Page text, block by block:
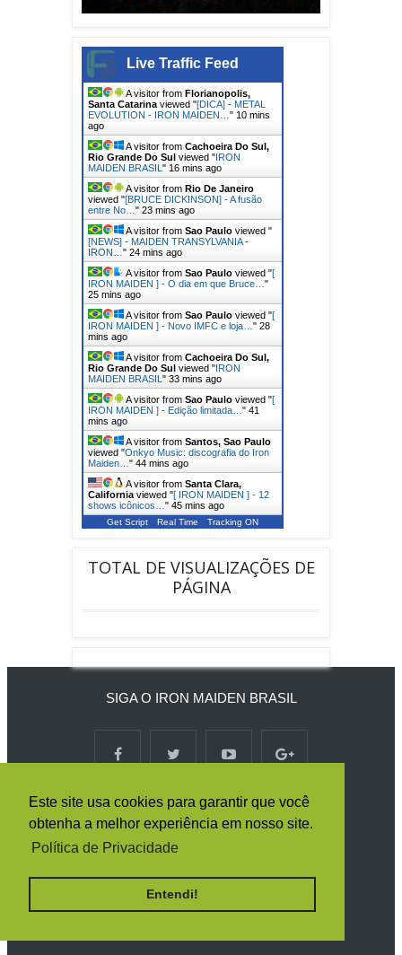
Este site usa cookies para garantir que você
obtenha a melhor experiência em nosso site.
Política de Privacidade
Entendi!
Live Traffic Feed
A visitor from Florianopolis,
Santa Catarina viewed "[DICA] - METAL
EVOLUTION - IRON MAIDEN… " 10 mins
ago
A visitor from Cachoeira Do Sul,
Rio Grande Do Sul viewed "IRON
MAIDEN BRASIL " 16 mins ago
A visitor from Rio De Janeiro
viewed "[BRUCE DICKINSON] - A fusão
entre No… " 23 mins ago
A visitor from Sao Paulo viewed "
[NEWS] - MAIDEN TRANSYLVANIA -
IRON… " 24 mins ago
A visitor from Sao Paulo viewed "[
IRON MAIDEN ] - O dia em que Bruce… "
25 mins ago
A visitor from Sao Paulo viewed "[
IRON MAIDEN ] - Novo IMFC e loja… " 28
mins ago
A visitor from Cachoeira Do Sul,
Rio Grande Do Sul viewed "IRON
MAIDEN BRASIL " 33 mins ago
A visitor from Sao Paulo viewed "[
IRON MAIDEN ] - Edição limitada… " 41
mins ago
A visitor from Santos, Sao Paulo
viewed "Onkyo Music: discografia do Iron
Maiden… " 44 mins ago
A visitor from Santa Clara,
California viewed "[ IRON MAIDEN ] - 12
shows icônicos… " 45 mins ago
Get Script Real Time Tracking ON
TOTAL DE VISUALIZAÇÕES DE
PÁGINA
SIGA O IRON MAIDEN BRASIL
MAIL